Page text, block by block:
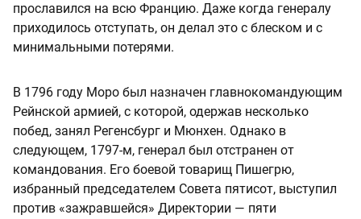
прославился на всю Францию. Даже когда генералу
приходилось отступать, он делал это с блеском и с
минимальными потерями.
В 1796 году Моро был назначен главнокомандующим
Рейнской армией, с которой, одержав несколько
побед, занял Регенсбург и Мюнхен. Однако в
следующем, 1797-м, генерал был отстранен от
командования. Его боевой товарищ Пишегрю,
избранный председателем Совета пятисот, выступил
против «зажравшейся» Директории — пяти